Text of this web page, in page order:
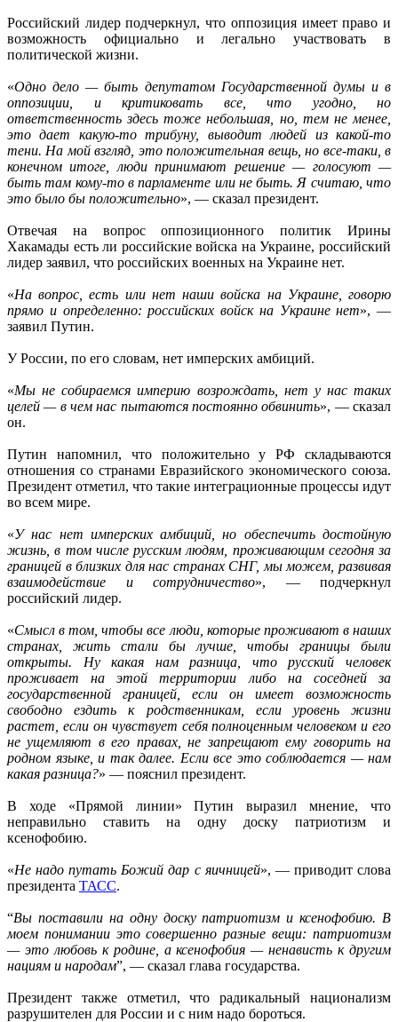
Российский лидер подчеркнул, что оппозиция имеет право и
возможность официально и легально участвовать в
политической жизни.
«Одно дело — быть депутатом Государственной думы и в
оппозиции, и критиковать все, что угодно, но
ответственность здесь тоже небольшая, но, тем не менее,
это дает какую-то трибуну, выводит людей из какой-то
тени. На мой взгляд, это положительная вещь, но все-таки, в
конечном итоге, люди принимают решение — голосуют —
быть там кому-то в парламенте или не быть. Я считаю, что
это было бы положительно», — сказал президент.
Отвечая на вопрос оппозиционного политик Ирины
Хакамады есть ли российские войска на Украине, российский
лидер заявил, что российских военных на Украине нет.
«На вопрос, есть или нет наши войска на Украине, говорю
прямо и определенно: российских войск на Украине нет», —
заявил Путин.
У России, по его словам, нет имперских амбиций.
«Мы не собираемся империю возрождать, нет у нас таких
целей — в чем нас пытаются постоянно обвинить», — сказал
он.
Путин напомнил, что положительно у РФ складываются
отношения со странами Евразийского экономического союза.
Президент отметил, что такие интеграционные процессы идут
во всем мире.
«У нас нет имперских амбиций, но обеспечить достойную
жизнь, в том числе русским людям, проживающим сегодня за
границей в близких для нас странах СНГ, мы можем, развивая
взаимодействие и сотрудничество», — подчеркнул
российский лидер.
«Смысл в том, чтобы все люди, которые проживают в наших
странах, жить стали бы лучше, чтобы границы были
открыты. Ну какая нам разница, что русский человек
проживает на этой территории либо на соседней за
государственной границей, если он имеет возможность
свободно ездить к родственникам, если уровень жизни
растет, если он чувствует себя полноценным человеком и его
не ущемляют в его правах, не запрещают ему говорить на
родном языке, и так далее. Если все это соблюдается — нам
какая разница?» — пояснил президент.
В ходе «Прямой линии» Путин выразил мнение, что
неправильно ставить на одну доску патриотизм и
ксенофобию.
«Не надо путать Божий дар с яичницей», — приводит слова
президента ТАСС.
“Вы поставили на одну доску патриотизм и ксенофобию. В
моем понимании это совершенно разные вещи: патриотизм
— это любовь к родине, а ксенофобия — ненависть к другим
нациям и народам”, — сказал глава государства.
Президент также отметил, что радикальный национализм
разрушителен для России и с ним надо бороться.